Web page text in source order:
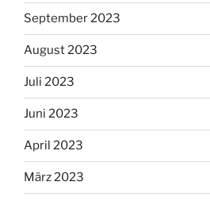
September 2023
August 2023
Juli 2023
Juni 2023
April 2023
März 2023